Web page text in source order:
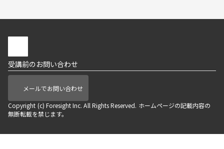
受講前のお問い合わせ
メールでお問い合わせ
Copyright (c) Foresight Inc. All Rights Reserved. ホームページの記載内容の
無断転載を禁じます。